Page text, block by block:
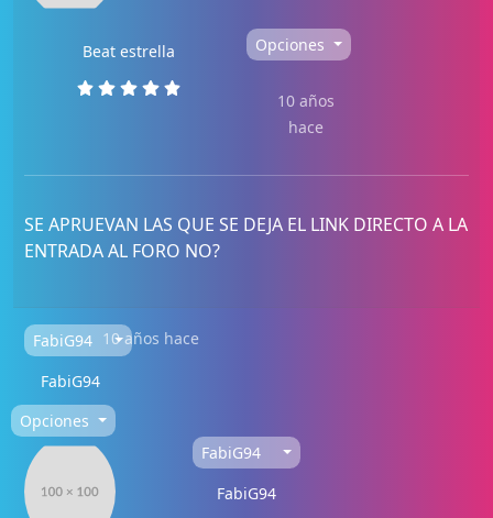
Beat estrella Opciones
10 años
hace
SE APRUEVAN LAS QUE SE DEJA EL LINK DIRECTO A LA
ENTRADA AL FORO NO?
FabiG94
FabiG94
10 años hace
Opciones
FabiG94
FabiG94